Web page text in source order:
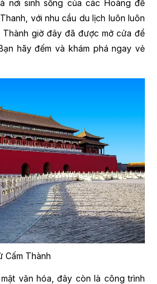
nơi sinh sống của các Hoàng đế
với nhu cầu du lịch luôn luôn
giờ đây đã được mở cửa để
hãy đếm và khám phá ngay vẻ
Cấm Thành
văn hóa, đây còn là công trình